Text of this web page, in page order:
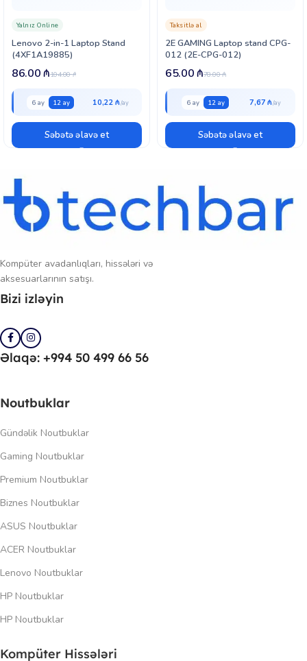
2E GAMING Laptop stand CPG-005, iş yerinizdə, evdə və ya hər hansı
bir məkanda laptopunuzu daha rahat və funksional şəkildə istifadə
etmək istəyənlər üçün mükəmməl bir seçimdir.
Lenovo 2-in-1 Laptop Stand
(4XF1A19885)
Yalnız Online
104.00₼
86.00₼
6 ay 12 ay 10,22 ₼
Səbətə əlavə et
2E GAMING Laptop stand CPG-
012 (2E-CPG-012)
Taksitlə al
78.00₼
65.00₼
6 ay 12 ay 7,67 ₼
Səbətə əlavə et
Kompüter avadanlıqları, hissələri və
aksesuarlarının satışı.
Bizi izləyin
Əlaqə: +994 50 499 66 56
Noutbuklar
Gündəlik Noutbuklar
Gaming Noutbuklar
Premium Noutbuklar
Biznes Noutbuklar
ASUS Noutbuklar
ACER Noutbuklar
Lenovo Noutbuklar
HP Noutbuklar
HP Noutbuklar
Kompüter Hissələri